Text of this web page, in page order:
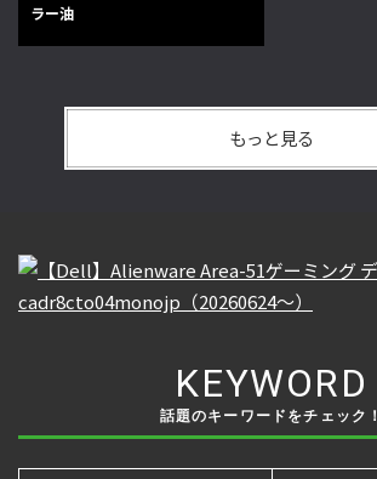
ラー油
もっと見る
KEYWORD
話題のキーワードをチェック！